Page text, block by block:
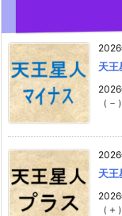
天
（
天
（